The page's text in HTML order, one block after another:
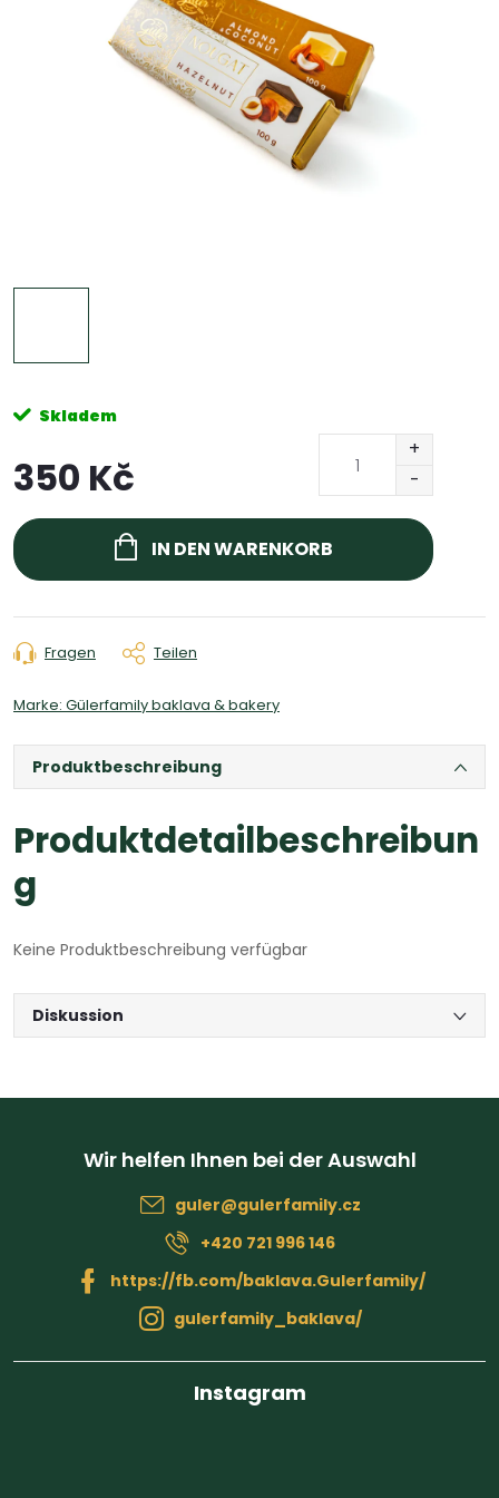
Skladem
350 Kč
IN DEN WARENKORB
Fragen Teilen
Marke: Gülerfamily baklava & bakery
Produktbeschreibung
Produktdetailbeschreibun
g
Keine Produktbeschreibung verfügbar
Diskussion
e
Instagram
guler@gulerfamily.cz
+420 721 996 146
https://fb.com/baklava.Gulerfamily/
gulerfamily_baklava/